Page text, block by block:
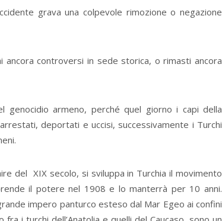
grava una colpevole rimozione o negazione
ancora controversi in sede storica, o rimasti ancora
genocidio armeno, perché quel giorno i capi della
deportati e uccisi, successivamente i Turchi
del XIX secolo, si sviluppa in Turchia il movimento
il potere nel 1908 e lo manterrà per 10 anni.
impero panturco esteso dal Mar Egeo ai confini